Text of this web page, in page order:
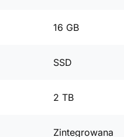
16 GB
SSD
2 TB
Zintegrowana